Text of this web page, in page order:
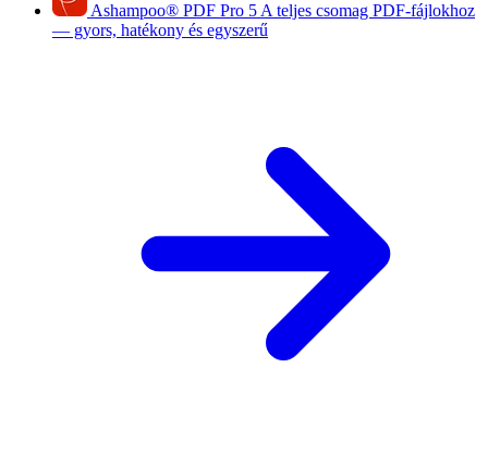
Ashampoo® PDF Pro 5 A teljes csomag PDF-fájlokhoz
— gyors, hatékony és egyszerű